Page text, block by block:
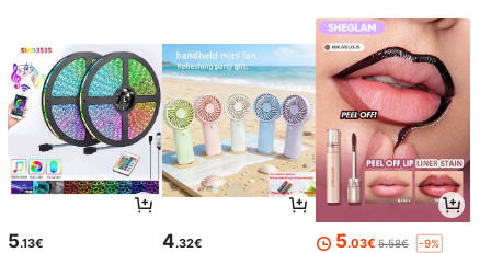
5.13€ 4.32€ 5.03€ 5.58€ -9%